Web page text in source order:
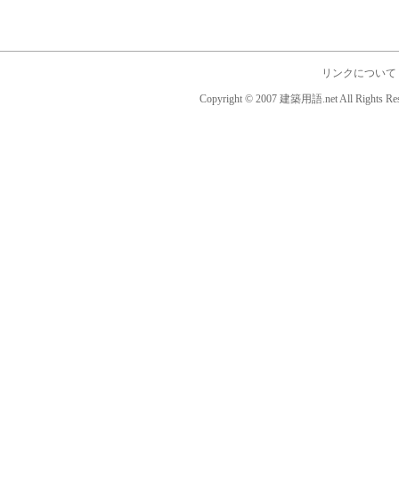
リンクについて
Copyright © 2007 建築用語.net All Rights